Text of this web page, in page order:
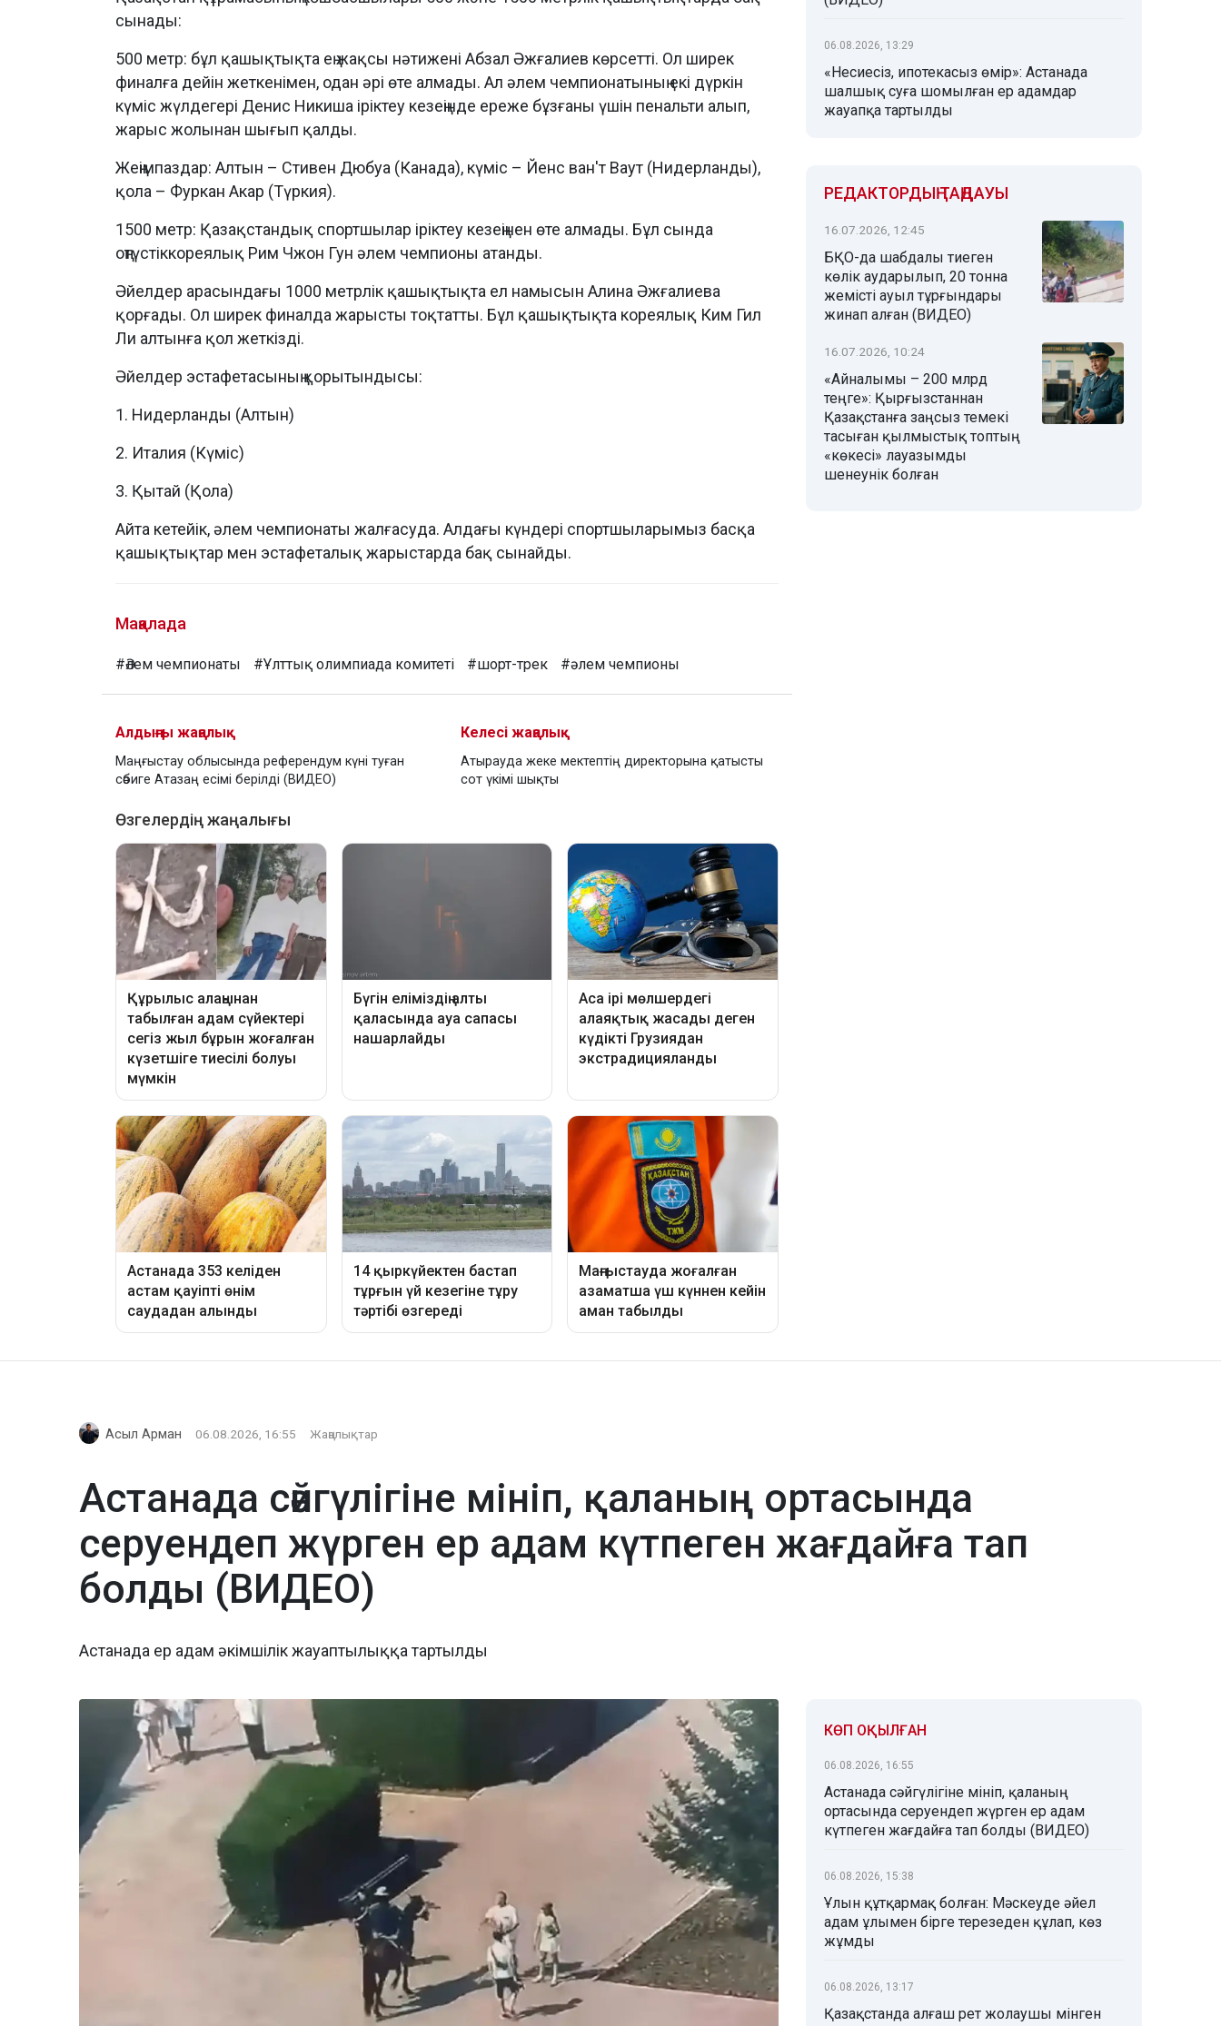
сынады:
500 метр: бұл қашықтықта ең жақсы нәтижені Абзал Әжғалиев көрсетті. Ол ширек
финалға дейін жеткенімен, одан әрі өте алмады. Ал әлем чемпионатының екі дүркін
күміс жүлдегері Денис Никиша іріктеу кезеңінде ереже бұзғаны үшін пенальти алып,
жарыс жолынан шығып қалды.
Жеңімпаздар: Алтын – Стивен Дюбуа (Канада), күміс – Йенс ван'т Ваут (Нидерланды),
қола – Фуркан Акар (Түркия).
1500 метр: Қазақстандық спортшылар іріктеу кезеңінен өте алмады. Бұл сында
оңтүстіккореялық Рим Чжон Гун әлем чемпионы атанды.
Әйелдер арасындағы 1000 метрлік қашықтықта ел намысын Алина Әжғалиева
қорғады. Ол ширек финалда жарысты тоқтатты. Бұл қашықтықта кореялық Ким Гил
Ли алтынға қол жеткізді.
Әйелдер эстафетасының қорытындысы:
1. Нидерланды (Алтын)
2. Италия (Күміс)
3. Қытай (Қола)
Айта кетейік, әлем чемпионаты жалғасуда. Алдағы күндері спортшыларымыз басқа
қашықтықтар мен эстафеталық жарыстарда бақ сынайды.
Мақалада
#Әлем чемпионаты #Ұлттық олимпиада комитеті #шорт-трек #әлем чемпионы
Алдыңғы жаңалық
Маңғыстау облысында референдум күні туған
сәбиге Атазаң есімі берілді (ВИДЕО)
Келесі жаңалық
Атырауда жеке мектептің директорына қатысты
сот үкімі шықты
06.08.2026, 13:29
«Несиесіз, ипотекасыз өмір»: Астанада
шалшық суға шомылған ер адамдар
жауапқа тартылды
РЕДАКТОРДЫҢ ТАҢДАУЫ
16.07.2026, 12:45
БҚО-да шабдалы тиеген
көлік аударылып, 20 тонна
жемісті ауыл тұрғындары
жинап алған (ВИДЕО)
16.07.2026, 10:24
«Айналымы – 200 млрд
теңге»: Қырғызстаннан
Қазақстанға заңсыз темекі
тасыған қылмыстық топтың
«көкесі» лауазымды
шенеунік болған
Асыл Арман 06.08.2026, 16:55 Жаңалықтар
Астанада сәйгүлігіне мініп, қаланың ортасында
серуендеп жүрген ер адам күтпеген жағдайға тап
болды (ВИДЕО)
Астанада ер адам әкімшілік жауаптылыққа тартылды
КӨП ОҚЫЛҒАН
06.08.2026, 16:55
Астанада сәйгүлігіне мініп, қаланың
ортасында серуендеп жүрген ер адам
күтпеген жағдайға тап болды (ВИДЕО)
06.08.2026, 15:38
Ұлын құтқармақ болған: Мәскеуде әйел
адам ұлымен бірге терезеден құлап, көз
жұмды
06.08.2026, 13:17
Қазақстанда алғаш рет жолаушы мінген